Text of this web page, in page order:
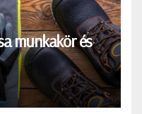
munkakör és